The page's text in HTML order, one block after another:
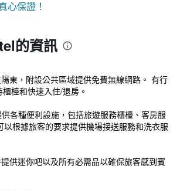
心保證！
的資訊
東，附設公共區域提供免費無線網路。 有行
檯和快速入住/退房。
各種便利設施，包括旅遊服務櫃檯、客房服
以根據旅客的要求提供機場接送服務和洗衣服
供迷你吧以及所有必需品以確保旅客感到賓